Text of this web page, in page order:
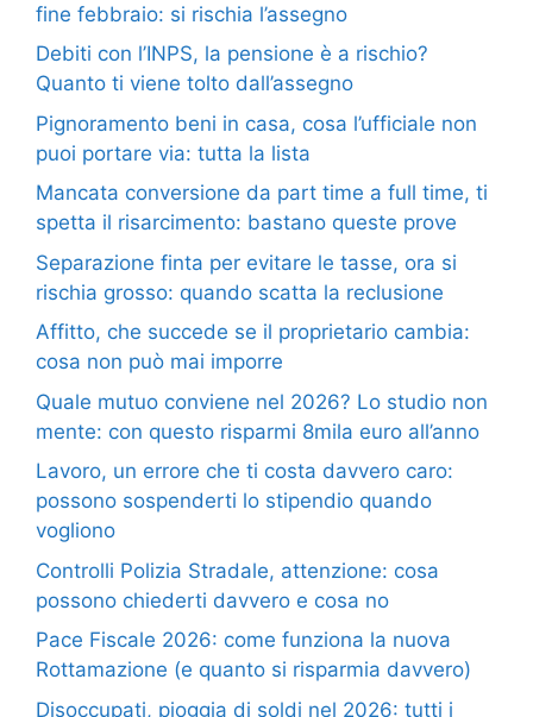
fine febbraio: si rischia l’assegno
Debiti con l’INPS, la pensione è a rischio?
Quanto ti viene tolto dall’assegno
Pignoramento beni in casa, cosa l’ufficiale non
puoi portare via: tutta la lista
Mancata conversione da part time a full time, ti
spetta il risarcimento: bastano queste prove
Separazione finta per evitare le tasse, ora si
rischia grosso: quando scatta la reclusione
Affitto, che succede se il proprietario cambia:
cosa non può mai imporre
Quale mutuo conviene nel 2026? Lo studio non
mente: con questo risparmi 8mila euro all’anno
Lavoro, un errore che ti costa davvero caro:
possono sospenderti lo stipendio quando
vogliono
Controlli Polizia Stradale, attenzione: cosa
possono chiederti davvero e cosa no
Pace Fiscale 2026: come funziona la nuova
Rottamazione (e quanto si risparmia davvero)
Disoccupati, pioggia di soldi nel 2026: tutti i